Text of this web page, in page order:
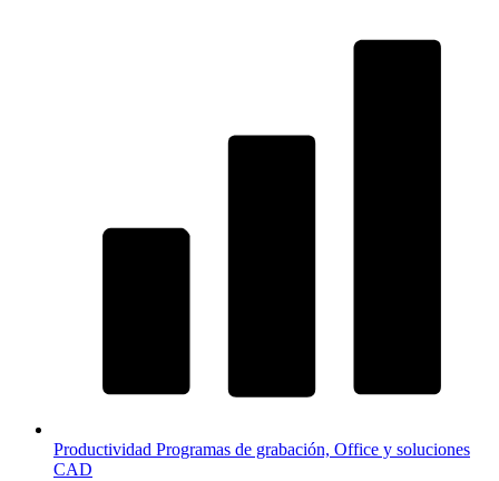
Productividad Programas de grabación, Office y soluciones
CAD